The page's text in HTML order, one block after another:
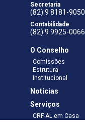
Secretaria
(82) 9 8181-9050
Contabilidade
(82) 9 9925-0066
O Conselho
Comissões
Estrutura
Institucional
Notícias
Serviços
CRF-AL em Casa